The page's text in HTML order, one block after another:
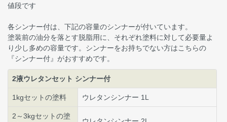
値段です
各シンナー付は、下記の容量のシンナーが付いています。
塗装前の油分を落とす脱脂用に、それぞれ塗料に対して必要量よ
り少し多めの容量です。シンナーをお持ちでない方はこちらの
『シンナー付』がおすすめです。
2液ウレタンセット シンナー付
1kgセットの塗料 ウレタンシンナー 1L
2～3kgセットの塗